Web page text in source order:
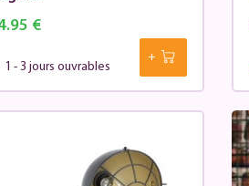
€
1 - 3 jours ouvrables